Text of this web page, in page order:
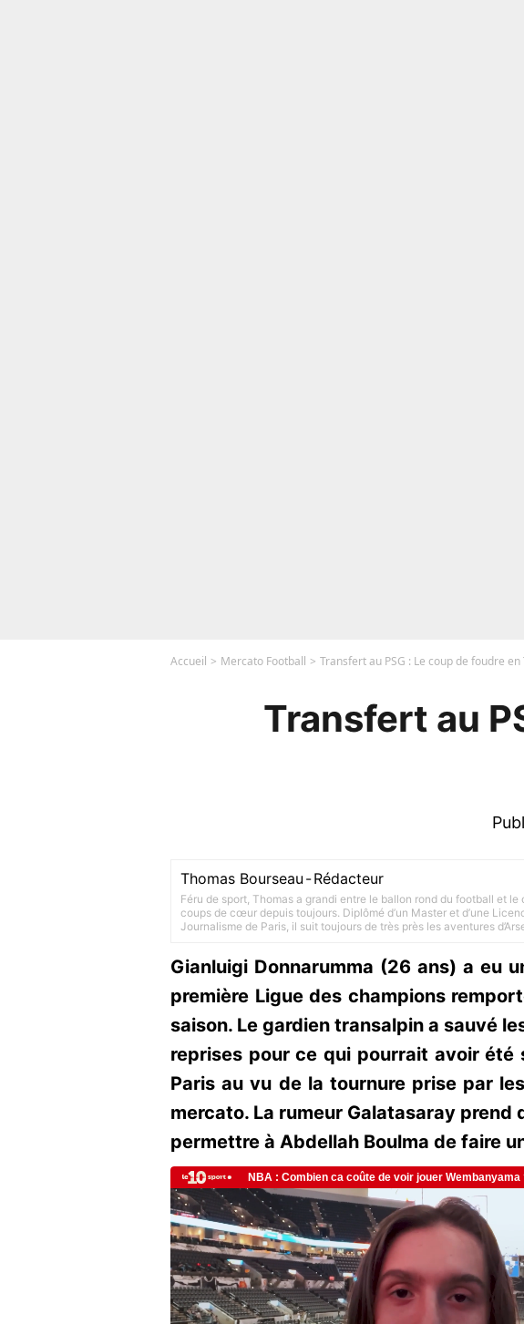
Accueil Mercato Football Transfert au PSG : Le coup de foudre en
Transfert au
Thomas Bourseau -Rédacteur
Féru de sport, Thomas a grandi entre le ballon rond du football et le
coups de cœur depuis toujours. Diplômé d’un Master et d’une
Journalisme de Paris, il suit toujours de très près les aventures
Gianluigi Donnarumma (26 ans) a eu
première Ligue des champions
saison. Le gardien transalpin a sauvé
reprises pour ce qui pourrait avoir été
Paris au vu de la tournure prise par
mercato. La rumeur Galatasaray prend
permettre à Abdellah Boulma de faire